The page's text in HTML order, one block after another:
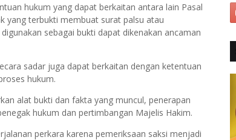
hukum yang dapat berkaitan antara lain Pasal
yang terbukti membuat surat palsu atau
sebagai bukti dapat dikenakan ancaman
sadar juga dapat berkaitan dengan ketentuan
hukum.
alat bukti dan fakta yang muncul, penerapan
hukum dan pertimbangan Majelis Hakim.
perkara karena pemeriksaan saksi menjadi